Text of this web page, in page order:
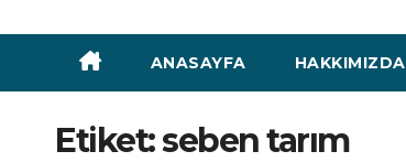
ANASAYFA HAKKIMIZDA
Etiket:seben tarım